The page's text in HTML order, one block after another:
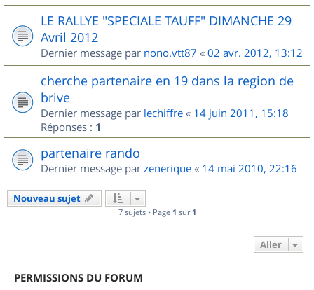
LE RALLYE "SPECIALE TAUFF" DIMANCHE 29
Avril 2012
Dernier message par nono.vtt87 « 02 avr. 2012, 13:12
cherche partenaire en 19 dans la region de
brive
Dernier message par lechiffre « 14 juin 2011, 15:18
Réponses : 1
partenaire rando
Dernier message par zenerique « 14 mai 2010, 22:16
Nouveau sujet
7 sujets • Page 1 sur 1
Aller
PERMISSIONS DU FORUM